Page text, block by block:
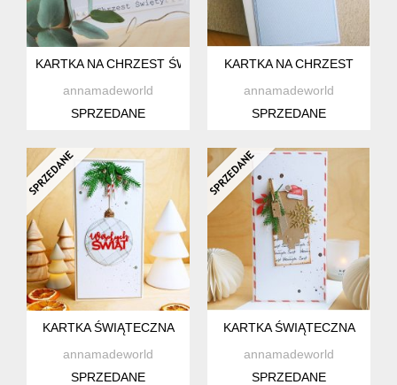
KARTKA NA CHRZEST ŚWIĘTY
annamadeworld
SPRZEDANE
KARTKA NA CHRZEST
annamadeworld
SPRZEDANE
KARTKA ŚWIĄTECZNA
annamadeworld
SPRZEDANE
KARTKA ŚWIĄTECZNA
annamadeworld
SPRZEDANE